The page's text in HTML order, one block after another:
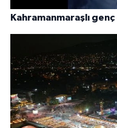
Kahramanmaraşlı